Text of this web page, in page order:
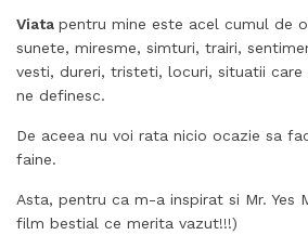
Viata pentru mine este acel cumul de
sunete, miresme, simturi, trairi,
vesti, dureri, tristeti, locuri, situatii care
ne definesc.
De aceea nu voi rata nicio ocazie sa
faine.
Asta, pentru ca m-a inspirat si Mr. Yes
film bestial ce merita vazut!!!)